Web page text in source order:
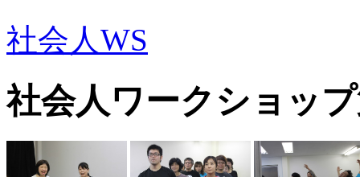
社会人WS
社会人ワークショッ